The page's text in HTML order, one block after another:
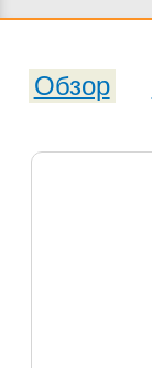
Обзор